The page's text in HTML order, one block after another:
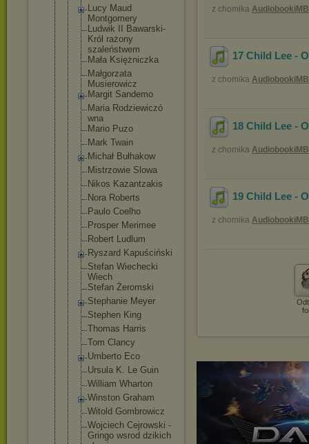
Lucy Maud
Montgomery
Ludwik II Bawarski-
Król rażony
szaleństwem
Mała Księżniczka
Małgorzata
Musierowicz
Margit Sandemo
Maria Rodziewiczó
wna
Mario Puzo
Mark Twain
Michał Bułhakow
Mistrzowie Slowa
Nikos Kazantzakis
Nora Roberts
Paulo Coelho
Prosper Merimee
Robert Ludlum
Ryszard Kapuściński
Stefan Wiechecki
Wiech
Stefan Żeromski
Stephanie Meyer
Stephen King
Thomas Harris
Tom Clancy
Umberto Eco
Ursula K. Le Guin
William Wharton
Winston Graham
Witold Gombrowicz
Wojciech Cejrowski -
Gringo wsrod dzikich
z chomika AudiobookiMB
17 Child Lee -
z chomika AudiobookiMB
18 Child Lee -
z chomika AudiobookiMB
19 Child Lee -
z chomika AudiobookiMB